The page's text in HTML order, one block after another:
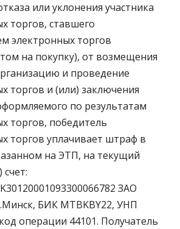
или уклонения участника
торгов, ставшего
электронных торгов
на покупку), от возмещения
и проведение
торгов и (или) заключения
по результатам
торгов, победитель
торгов уплачивает штраф в
на ЭТП, на текущий
ЗАО
БИК MTBKBY22, УНП
операции 44101. Получатель